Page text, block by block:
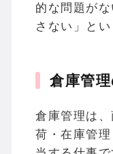
的な問題が
さない」と
倉庫管
倉庫管理は
荷・在庫管